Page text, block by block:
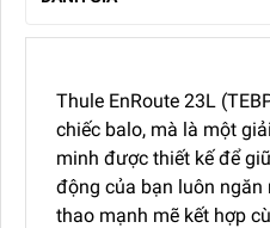
Thule EnRoute 23L
chiếc balo, mà là một
minh được thiết kế để
động của bạn luôn ngăn
thao mạnh mẽ kết hợp